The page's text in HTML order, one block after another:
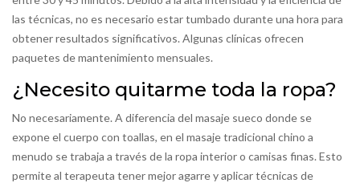
las técnicas, no es necesario estar tumbado durante una hora para
obtener resultados significativos. Algunas clínicas ofrecen
paquetes de mantenimiento mensuales.
¿Necesito quitarme toda la ropa?
No necesariamente. A diferencia del masaje sueco donde se
expone el cuerpo con toallas, en el masaje tradicional chino a
menudo se trabaja a través de la ropa interior o camisas finas. Esto
permite al terapeuta tener mejor agarre y aplicar técnicas de